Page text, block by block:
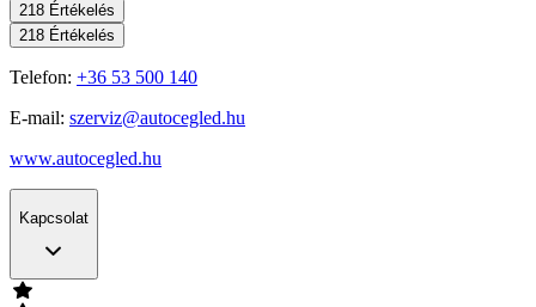
218 Értékelés
218 Értékelés
Telefon: +36 53 500 140
E-mail: szerviz@autocegled.hu
www.autocegled.hu
Kapcsolat